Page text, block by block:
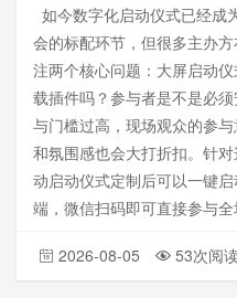
如今数字化启动仪式已经成
会的标配环节，但很多主办
注两个核心问题：大屏启动
载插件吗？参与者是不是必
与门槛过高，现场观众的参
和氛围感也会大打折扣。针
动启动仪式定制后可以一键
端，微信扫码即可直接参与全
2026-08-05 53次阅